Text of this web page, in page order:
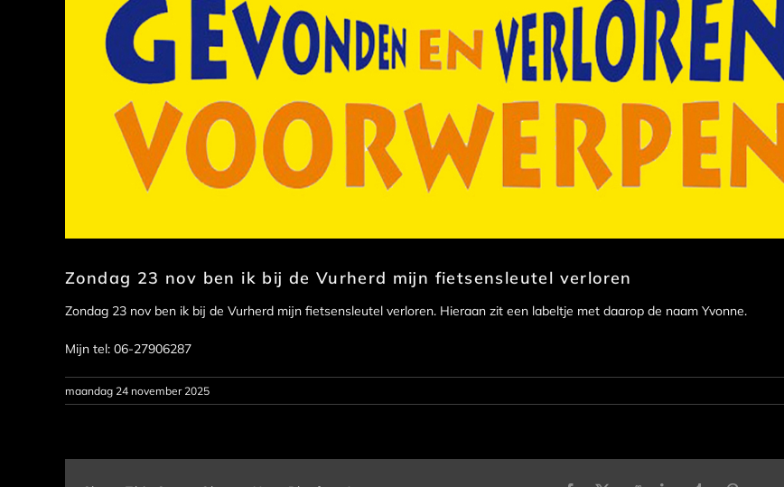
Zondag 23 nov ben ik bij de Vurherd mijn fietsensleutel verloren
Zondag 23 nov ben ik bij de Vurherd mijn fietsensleutel verloren. Hieraan zit een labeltje met daarop de naam Yvonne.
Mijn tel: 06-27906287
maandag 24 november 2025